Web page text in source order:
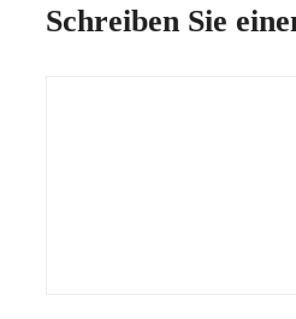
Schreiben Sie